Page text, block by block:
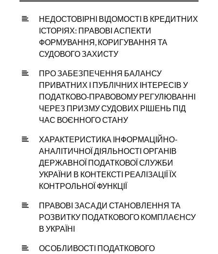
НЕДОСТОВІРНІ ВІДОМОСТІ В КРЕДИТНИХ
ІСТОРІЯХ: ПРАВОВІ АСПЕКТИ
ФОРМУВАННЯ, КОРИГУВАННЯ ТА
СУДОВОГО ЗАХИСТУ
ПРО ЗАБЕЗПЕЧЕННЯ БАЛАНСУ
ПРИВАТНИХ І ПУБЛІЧНИХ ІНТЕРЕСІВ У
ПОДАТКОВО‑ПРАВОВОМУ РЕГУЛЮВАННІ
ЧЕРЕЗ ПРИЗМУ СУДОВИХ РІШЕНЬ ПІД
ЧАС ВОЄННОГО СТАНУ
ХАРАКТЕРИСТИКА ІНФОРМАЦІЙНО-
АНАЛІТИЧНОЇ ДІЯЛЬНОСТІ ОРГАНІВ
ДЕРЖАВНОЇ ПОДАТКОВОЇ СЛУЖБИ
УКРАЇНИ В КОНТЕКСТІ РЕАЛІЗАЦІЇ ЇХ
КОНТРОЛЬНОЇ ФУНКЦІЇ
ПРАВОВІ ЗАСАДИ СТАНОВЛЕННЯ ТА
РОЗВИТКУ ПОДАТКОВОГО КОМПЛАЄНСУ
В УКРАЇНІ
ОСОБЛИВОСТІ ПОДАТКОВОГО